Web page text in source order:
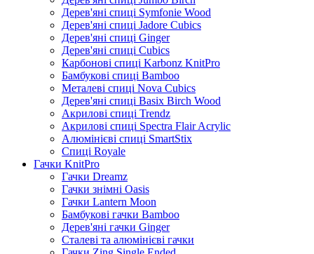
Дерев'яні спиці Symfonie Wood
Дерев'яні спиці Jadore Cubics
Дерев'яні спиці Ginger
Дерев'яні спиці Cubics
Карбонові спиці Karbonz KnitPro
Бамбукові спиці Bamboo
Металеві спиці Nova Cubics
Дерев'яні спиці Basix Birch Wood
Акрилові спиці Trendz
Акрилові спиці Spectra Flair Acrylic
Алюмінієві спиці SmartStix
Спиці Royale
Гачки KnitPro
Гачки Dreamz
Гачки знімні Oasis
Гачки Lantern Moon
Бамбукові гачки Bamboo
Дерев'яні гачки Ginger
Сталеві та алюмінієві гачки